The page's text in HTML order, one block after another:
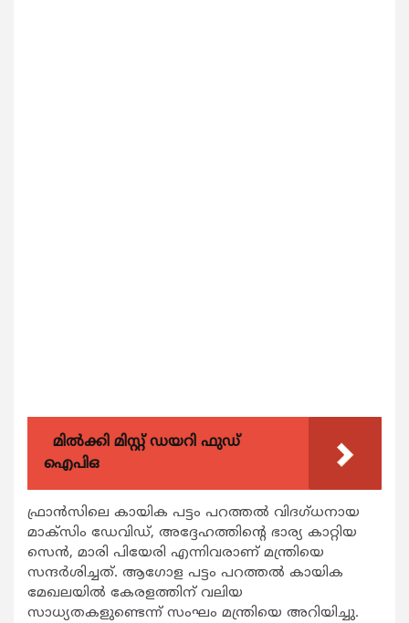
മിൽക്കി മിസ്റ്റ് ഡയറി ഫുഡ്
ഐപിഒ
ഫ്രാന്‍സിലെ കായിക പട്ടം പറത്തല്‍ വിദഗ്ധനായ
മാക്സിം ഡേവിഡ്, അദ്ദേഹത്തിന്‍റെ ഭാര്യ കാറ്റിയ
സെന്‍, മാരി പിയേരി എന്നിവരാണ് മന്ത്രിയെ
സന്ദര്‍ശിച്ചത്. ആഗോള പട്ടം പറത്തല്‍ കായിക
മേഖലയില്‍ കേരളത്തിന് വലിയ
സാധ്യതകളുണ്ടെന്ന് സംഘം മന്ത്രിയെ അറിയിച്ചു.